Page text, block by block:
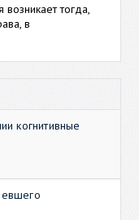
тогда,
в
когнитивные